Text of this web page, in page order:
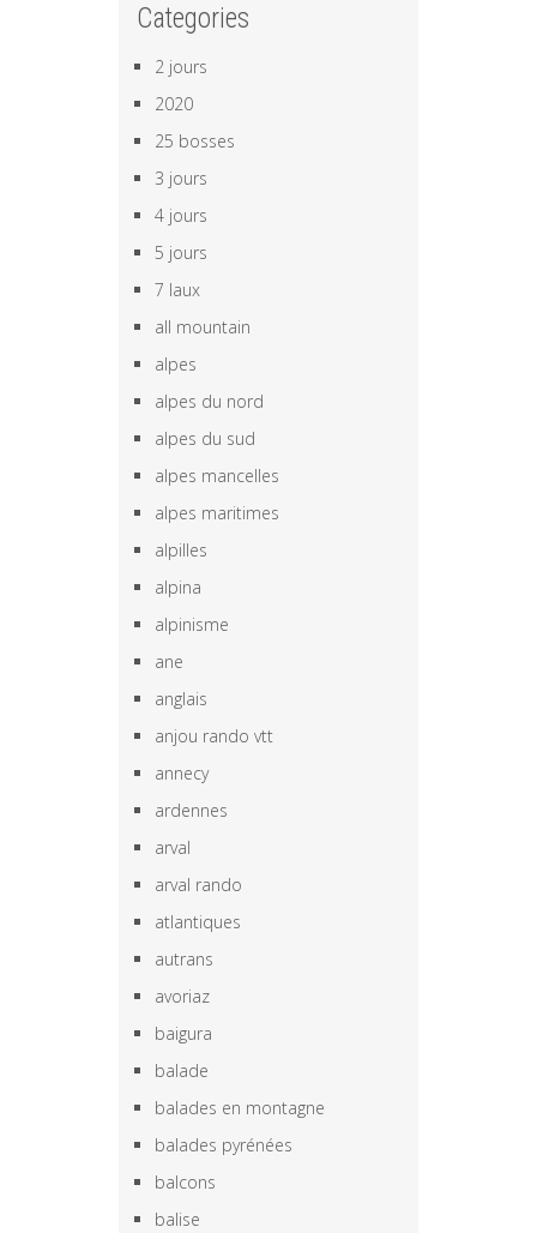
Categories
2 jours
2020
25 bosses
3 jours
4 jours
5 jours
7 laux
all mountain
alpes
alpes du nord
alpes du sud
alpes mancelles
alpes maritimes
alpilles
alpina
alpinisme
ane
anglais
anjou rando vtt
annecy
ardennes
arval
arval rando
atlantiques
autrans
avoriaz
baigura
balade
balades en montagne
balades pyrénées
balcons
balise